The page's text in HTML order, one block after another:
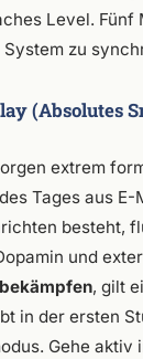
Level. Fünf
zu
(Absolutes
extrem
Tages aus
besteht,
und
, gilt
in der ersten
Gehe aktiv